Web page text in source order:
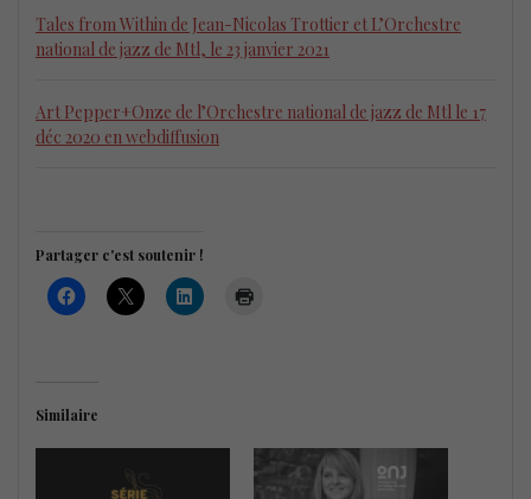
Tales from Within de Jean-Nicolas Trottier et L’Orchestre
national de jazz de Mtl, le 23 janvier 2021
Art Pepper+Onze de l’Orchestre national de jazz de Mtl le 17
déc 2020 en webdiffusion
Partager c'est soutenir !
Similaire